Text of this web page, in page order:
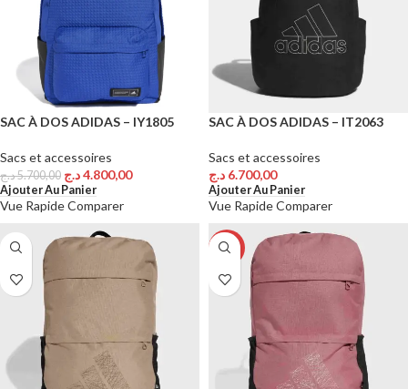
SAC À DOS ADIDAS – IY1805
Sacs et accessoires
5.700,00د.ج 4.800,00د.ج
Ajouter Au Panier
Vue RapideComparer
SAC À DOS ADIDAS – IT2063
Sacs et accessoires
6.700,00 د.ج
Ajouter Au Panier
Vue RapideComparer
-17%